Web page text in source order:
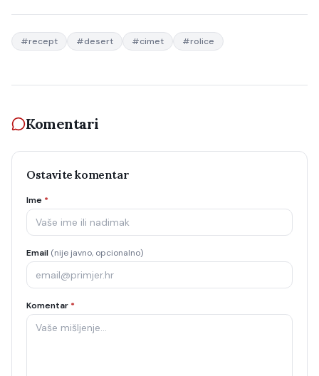
#recept #desert #cimet #rolice
Komentari
Ostavite komentar
Ime *
Email (nije javno, opcionalno)
Komentar *